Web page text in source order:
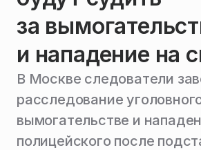
за
и нападение на
В Москве следователи
расследование
вымогательстве и
полицейского после